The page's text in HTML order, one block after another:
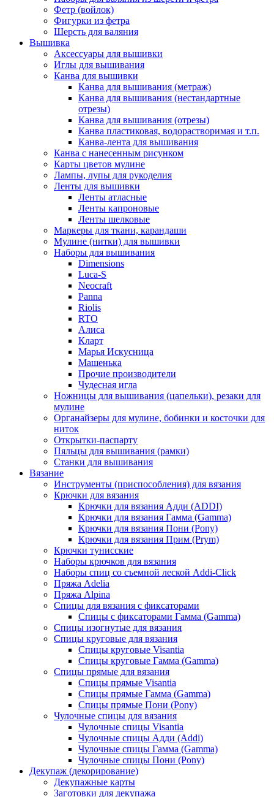
Фетр (войлок)
Фигурки из фетра
Шерсть для валяния
Вышивка
Аксессуары для вышивки
Иглы для вышивания
Канва для вышивки
Канва для вышивания (метраж)
Канва для вышивания (нестандартные
отрезы)
Канва для вышивания (отрезы)
Канва пластиковая, водорастворимая и т.п.
Канва-лента для вышивания
Канва с нанесенным рисунком
Карты цветов мулине
Лампы, лупы для рукоделия
Ленты для вышивки
Ленты атласные
Ленты капроновые
Ленты шелковые
Маркеры для ткани, карандаши
Мулине (нитки) для вышивки
Наборы для вышивания
Dimensions
Luca-S
Neocraft
Panna
Riolis
RTO
Алиса
Кларт
Марья Искусница
Машенька
Прочие производители
Чудесная игла
Ножницы для вышивания (цапельки), резаки для
мулине
Органайзеры для мулине, бобинки и косточки для
ниток
Открытки-паспарту
Пяльцы для вышивания (рамки)
Станки для вышивания
Вязание
Инструменты (приспособления) для вязания
Крючки для вязания
Крючки для вязания Адди (ADDI)
Крючки для вязания Гамма (Gamma)
Крючки для вязания Пони (Pony)
Крючки для вязания Прим (Prym)
Крючки тунисские
Наборы крючков для вязания
Наборы спиц со съемной леской Addi-Click
Пряжа Adelia
Пряжа Alpina
Спицы для вязания с фиксаторами
Спицы с фиксаторами Гамма (Gamma)
Спицы изогнутые для вязания
Спицы круговые для вязания
Спицы круговые Visantia
Спицы круговые Гамма (Gamma)
Спицы прямые для вязания
Спицы прямые Visantia
Спицы прямые Гамма (Gamma)
Спицы прямые Пони (Pony)
Чулочные спицы для вязания
Чулочные спицы Visantia
Чулочные спицы Адди (Addi)
Чулочные спицы Гамма (Gamma)
Чулочные спицы Пони (Pony)
Декупаж (декорирование)
Декупажные карты
Заготовки для декупажа